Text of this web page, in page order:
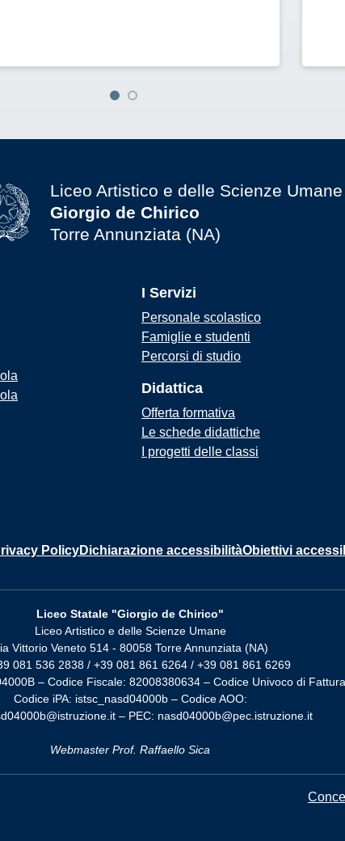
Liceo Artistico e delle Scienze Umane
Giorgio de Chirico
Torre Annunziata (NA)
I Servizi
Personale scolastico
Famiglie e studenti
Percorsi di studio
Didattica
Offerta formativa
Le schede didattiche
I progetti delle classi
PolicyDichiarazione accessibilitàObiettivi
Liceo Statale "Giorgio de Chirico"
Liceo Artistico e delle Scienze Umane
Vittorio Veneto 514 - 80058 Torre Annunziata (NA)
081 536 2838 / +39 081 861 6264 / +39 081 861 6269
– Codice Fiscale: 82008380634 – Codice Univoco di
Codice iPA: istsc_nasd04000b – Codice AOO:
– PEC: nasd04000b@pec.istruzione.it
Webmaster Prof. Raffaello Sica